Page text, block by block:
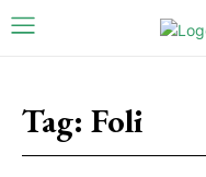
Tag: Foli